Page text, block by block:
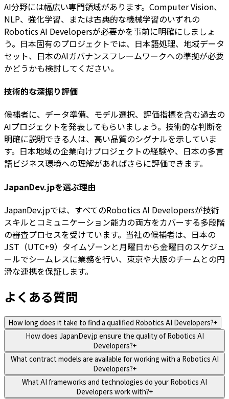
AI分野には幅広い専門領域があります。Computer Vision、
NLP、強化学習、または古典的な機械学習のいずれの
Robotics AI Developersが必要かを事前に明確にしましょ
う。日本固有のプロジェクトでは、日本語処理、地域データ
セット、日本のAIガバナンスフレームワークへの準拠が必要
かどうかも検討してください。
技術的な深掘り評価
候補者に、データ準備、モデル選択、評価指標を含む過去の
AIプロジェクトを発表してもらいましょう。技術的な判断を
明確に説明できる人は、高い品質のシグナルを示していま
す。日本地域の企業向けプロジェクトの経験や、日本の多言
語ビジネス環境への理解があればさらに評価できます。
JapanDev.jpを選ぶ理由
JapanDev.jpでは、すべてのRobotics AI Developersが技術
スキルとコミュニケーション能力の両方をカバーする多段階
の審査プロセスを受けています。当社の候補者は、日本の
JST（UTC+9）タイムゾーンと月曜日から金曜日のスケジュ
ールでシームレスに業務を行い、東京や大阪のチームとの円
滑な連携を保証します。
よくある質問
How long does it take to find a qualified Robotics AI Developers?+
How does JapanDev.jp ensure the quality of Robotics AI
Developers?+
What contract models are available for working with a Robotics AI
Developers?+
What AI frameworks and technologies do your Robotics AI
Developers work with?+